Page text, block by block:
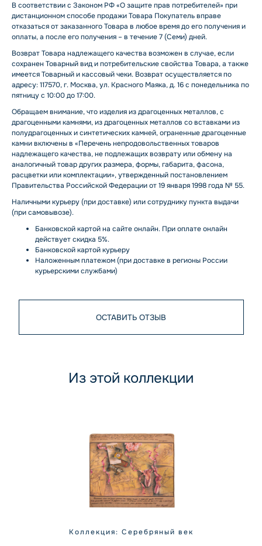
В соответствии с Законом РФ «О защите прав потребителей» при
дистанционном способе продажи Товара Покупатель вправе
отказаться от заказанного Товара в любое время до его получения и
оплаты, а после его получения – в течение 7 (Семи) дней.
Возврат Товара надлежащего качества возможен в случае, если
сохранен Товарный вид и потребительские свойства Товара, а также
имеется Товарный и кассовый чеки. Возврат осуществляется по
адресу: 117570, г. Москва, ул. Красного Маяка, д. 16 с понедельника по
пятницу с 10:00 до 17:00.
Обращаем внимание, что изделия из драгоценных металлов, с
драгоценными камнями, из драгоценных металлов со вставками из
полудрагоценных и синтетических камней, ограненные драгоценные
камни включены в «Перечень непродовольственных товаров
надлежащего качества, не подлежащих возврату или обмену на
аналогичный товар других размера, формы, габарита, фасона,
расцветки или комплектации», утвержденный постановлением
Правительства Российской Федерации от 19 января 1998 года № 55.
Наличными курьеру (при доставке) или сотруднику пункта выдачи
(при самовывозе).
Банковской картой на сайте онлайн. При оплате онлайн
действует скидка 5%.
Банковской картой курьеру
Наложенным платежом (при доставке в регионы России
курьерскими службами)
ОСТАВИТЬ ОТЗЫВ
Из этой коллекции
Коллекция: Серебряный век